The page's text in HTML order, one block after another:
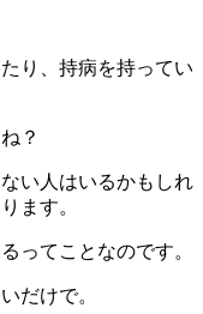
り、持病を持ってい
？
い人はいるかもしれ
ます。
ってことなのです。
だけで。